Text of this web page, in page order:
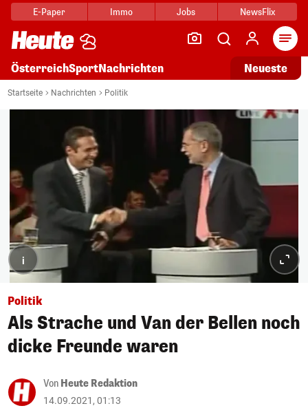
E-Paper Immo Jobs NewsFlix
ÖsterreichSportNachrichten Neueste
Startseite Nachrichten Politik
i
Politik
Als Strache und Van der Bellen noch
dicke Freunde waren
Von Heute Redaktion
14.09.2021, 01:13